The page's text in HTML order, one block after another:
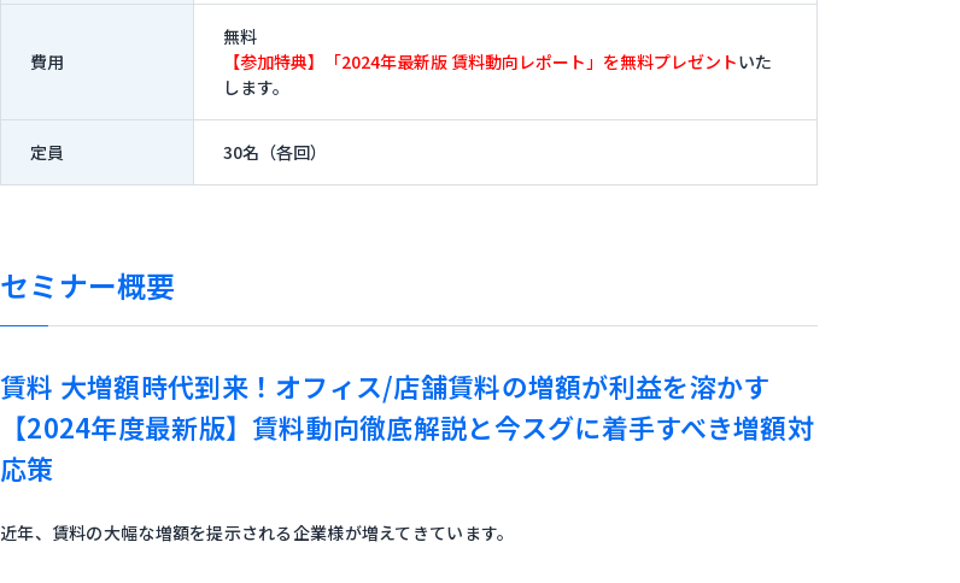
費用
無料
【参加特典】「2024年最新版 賃料動向レポート」を無料プレゼントいた
します。
定員 30名（各回）
セミナー概要
賃料 大増額時代到来！オフィス/店舗賃料の増額が利益を溶かす
【2024年度最新版】賃料動向徹底解説と今スグに着手すべき増額対
応策
近年、賃料の大幅な増額を提示される企業様が増えてきています。